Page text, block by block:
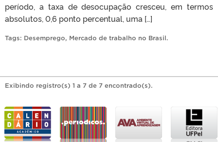
período, a taxa de desocupação cresceu, em termos
absolutos, 0,6 ponto percentual, uma […]
Tags: Desemprego, Mercado de trabalho no Brasil.
Exibindo registro(s) 1 a 7 de 7 encontrado(s).